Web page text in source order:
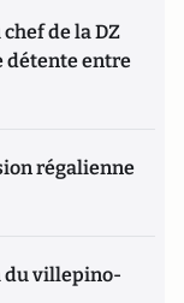
de la DZ
détente entre
régalienne
du villepino-